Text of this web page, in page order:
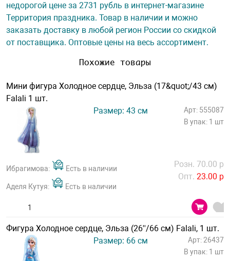
недорогой цене за 2731 рубль в интернет-магазине
Территория праздника. Товар в наличии и можно
заказать доставку в любой регион России со скидкой
от поставщика. Оптовые цены на весь ассортимент.
Похожие товары
Мини фигура Холодное сердце, Эльза (17&quot;/43 см)
Falali 1 шт.
Размер: 43 см
Арт: 555087
В упак: 1 шт
Ибрагимова: Есть в наличии
Аделя Кутуя: Есть в наличии
Розн. 70.00 р
Опт. 23.00 р
Фигура Холодное сердце, Эльза (26''/66 см) Falali, 1 шт.
Размер: 66 см
Арт: 26437
В упак: 1 шт